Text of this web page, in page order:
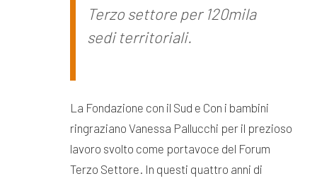
Terzo settore per 120mila
sedi territoriali.
La Fondazione con il Sud e Con i bambini
ringraziano Vanessa Pallucchi per il prezioso
lavoro svolto come portavoce del Forum
Terzo Settore. In questi quattro anni di